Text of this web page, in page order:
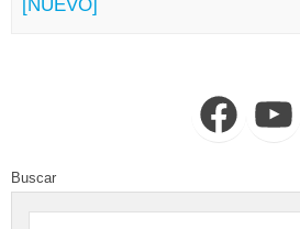
[NUEVO]
FacebookYouTube
Buscar